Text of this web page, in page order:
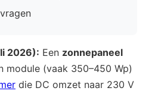
2026): Een zonnepaneel
module (vaak 350–450 Wp)
die DC omzet naar 230 V